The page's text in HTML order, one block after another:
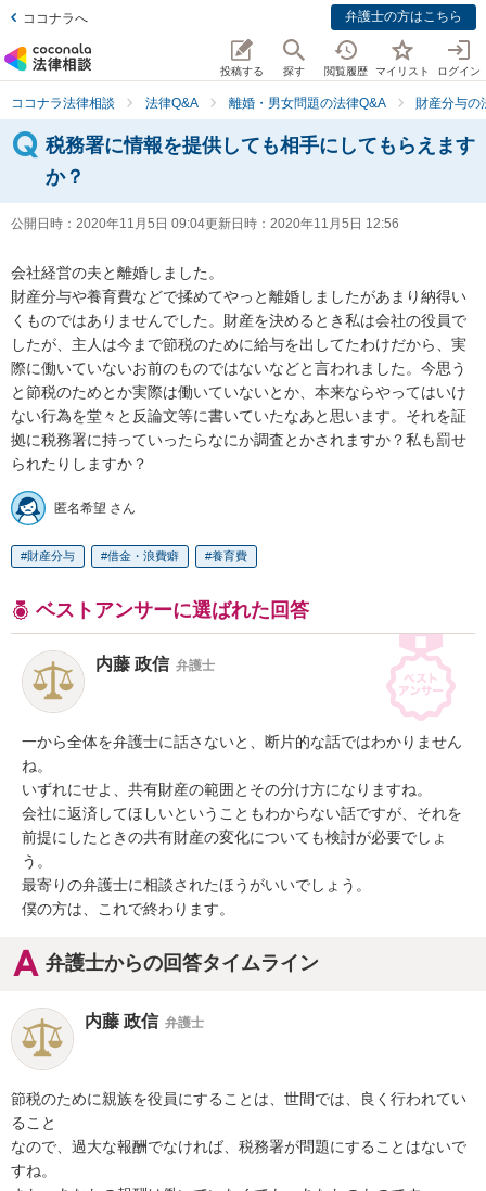
ココナラへ 弁護士の方はこちら
投稿する 探す 閲覧履歴 マイリスト ログイン
ココナラ法律相談 法律Q&A 離婚・男女問題の法律Q&A 財産分与の
税務署に情報を提供しても相手にしてもらえます
か？
公開日時： 2020年11月5日 09:04更新日時： 2020年11月5日 12:56
会社経営の夫と離婚しました。
財産分与や養育費などで揉めてやっと離婚しましたがあまり納得い
くものではありませんでした。財産を決めるとき私は会社の役員で
したが、主人は今まで節税のために給与を出してたわけだから、実
際に働いていないお前のものではないなどと言われました。今思う
と節税のためとか実際は働いていないとか、本来ならやってはいけ
ない行為を堂々と反論文等に書いていたなあと思います。それを証
拠に税務署に持っていったらなにか調査とかされますか？私も罰せ
られたりしますか？
匿名希望 さん
財産分与 借金・浪費癖 養育費
ベストアンサーに選ばれた回答
内藤 政信 弁護士
一から全体を弁護士に話さないと、断片的な話ではわかりません
ね。
いずれにせよ、共有財産の範囲とその分け方になりますね。
会社に返済してほしいということもわからない話ですが、それを
前提にしたときの共有財産の変化についても検討が必要でしょ
う。
最寄りの弁護士に相談されたほうがいいでしょう。
僕の方は、これで終わります。
弁護士からの回答タイムライン
内藤 政信 弁護士
節税のために親族を役員にすることは、世間では、良く行われてい
ること
なので、過大な報酬でなければ、税務署が問題にすることはないで
すね。